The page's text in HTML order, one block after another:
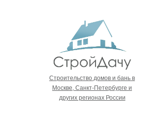
Строительство домов и бань в
Москве, Санкт-Петербурге и
других регионах России